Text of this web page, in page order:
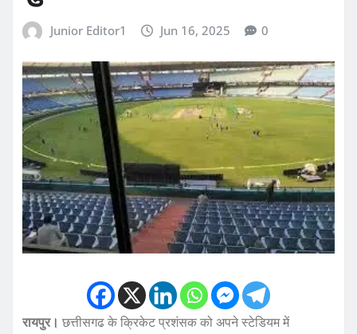
Junior Editor1 Jun 16, 2025 0
रायपुर। छत्तीसगढ के क्रिकेट प्रशंसक को अपने स्टेडियम में